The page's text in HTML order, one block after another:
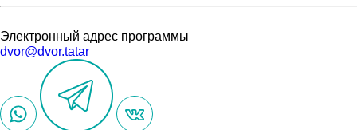
Электронный адрес программы
dvor@dvor.tatar